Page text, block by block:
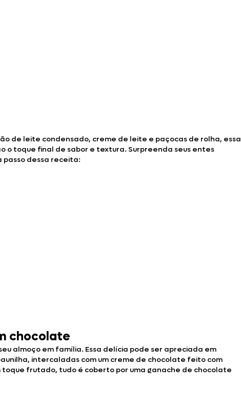
de leite condensado, creme de leite e paçocas de rolha, essa
toque final de sabor e textura. Surpreenda seus entes
passo dessa receita:
chocolate
almoço em família. Essa delícia pode ser apreciada em
intercaladas com um creme de chocolate feito com
toque frutado, tudo é coberto por uma ganache de chocolate